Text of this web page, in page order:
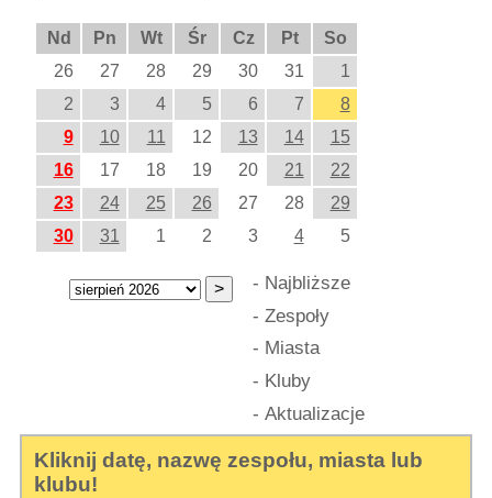
Nd Pn Wt Śr Cz Pt
So
26
27 28 29 30 31
1
2
3 4 5 6 7
8
9
10 11 12 13 14
15
16
17 18 19 20 21
22
23
24 25 26 27 28
29
30
31 1 2 3 4 5
- Najbliższe
- Zespoły
- Miasta
- Kluby
- Aktualizacje
Kliknij datę, nazwę zespołu, miasta lub
klubu!